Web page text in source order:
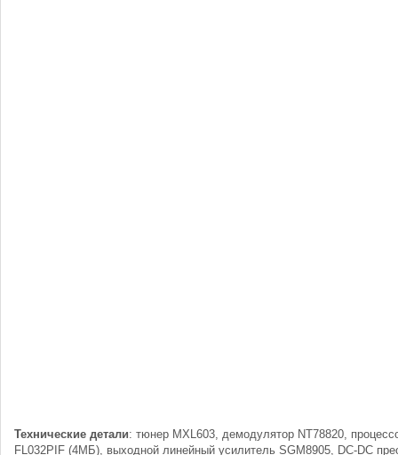
Технические детали: тюнер MXL603, демодулятор NT78820,
FL032PIF (4МБ), выходной линейный усилитель SGM8905, DC-DC